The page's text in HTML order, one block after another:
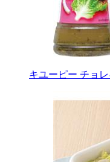
キユーピー チョ